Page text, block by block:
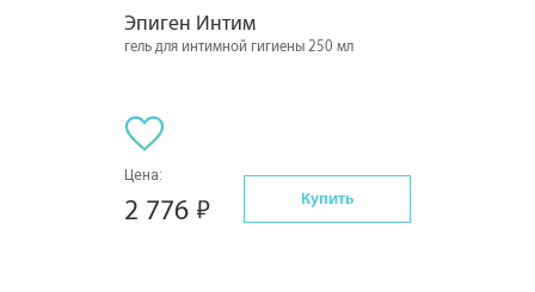
Эпиген Интим
гель для интимной гигиены 250 мл
Цена:
2 776 Купить